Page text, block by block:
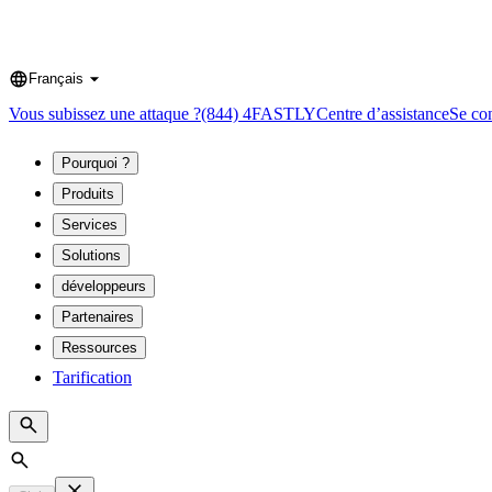
Language
Français
Vous subissez une attaque ?(844) 4FASTLYCentre d’assistanceSe
Pourquoi ?
Produits
Services
Solutions
développeurs
Partenaires
Ressources
Tarification
Search